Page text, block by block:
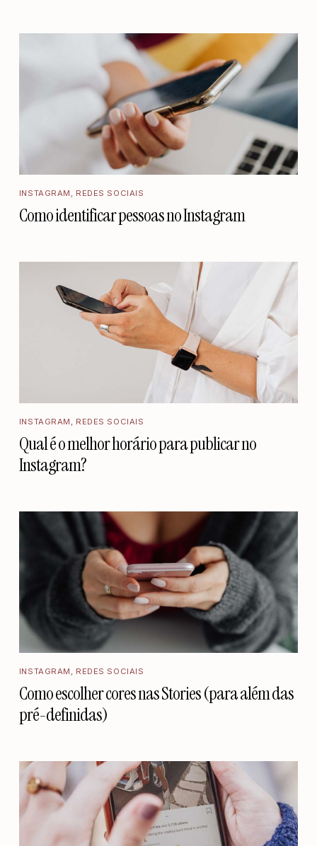
INSTAGRAM , REDES SOCIAIS
Como identificar pessoas no Instagram
INSTAGRAM , REDES SOCIAIS
Qual é o melhor horário para publicar no
Instagram?
INSTAGRAM , REDES SOCIAIS
Como escolher cores nas Stories (para além das
pré-definidas)